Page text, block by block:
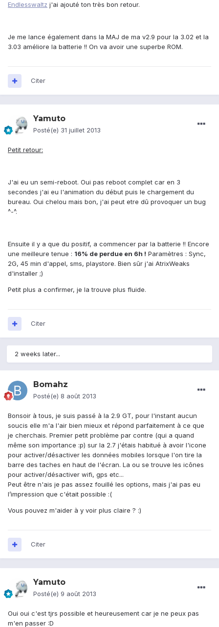
Endlesswaltz j'ai ajouté ton très bon retour.
Je me lance également dans la MAJ de ma v2.9 pour la 3.02 et la
3.03 améliore la batterie !! On va avoir une superbe ROM.
Citer
Yamuto
Posté(e) 31 juillet 2013
Petit retour:
J'ai eu un semi-reboot. Oui pas reboot complet car en 3
secondes j'ai eu l'animation du début puis le chargement du
bureau. Oui chelou mais bon, j'ai peut etre dû provoquer un bug
^-^.
Ensuite il y a que du positif, a commencer par la batterie !! Encore
une meilleure tenue : 16% de perdue en 6h ! Paramètres : Sync,
2G, 45 min d'appel, sms, playstore. Bien sûr j'ai AtrixWeaks
d'installer ;)
Petit plus a confirmer, je la trouve plus fluide.
Citer
2 weeks later...
Bomahz
Posté(e) 8 août 2013
Bonsoir à tous, je suis passé à la 2.9 GT, pour l'instant aucun
soucis elle m'a l'air bien mieux et répond parfaitement à ce que
je cherchais. Premier petit problème par contre (qui a quand
même son importance :p) sur la 2.7 j'étais habitué à avoir l'icone
pour activer/désactiver les données mobiles lorsque l'on tire la
barre des taches en haut de l'écran. La ou se trouve les icônes
pour activer/désactiver wifi, gps etc...
Peut être n'ais je pas assez fouillé les options, mais j'ai pas eu
l’impression que c'était possible :(
Vous pouvez m'aider à y voir plus claire ? :)
Citer
Yamuto
Posté(e) 9 août 2013
Oui oui c'est tjrs possible et heureusement car je ne peux pas
m'en passer :D